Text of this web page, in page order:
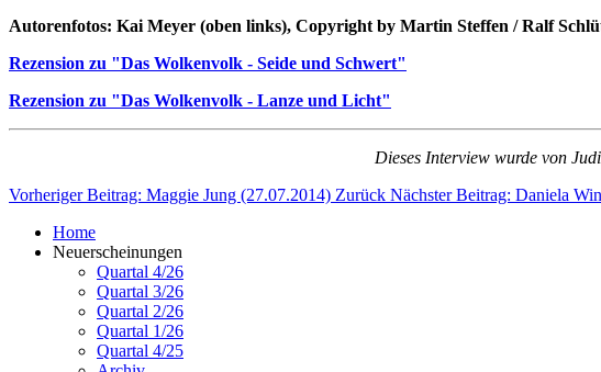
Autorenfotos: Kai Meyer (oben links), Copyright by Martin Steffen / Ralf
Rezension zu "Das Wolkenvolk - Seide und Schwert"
Rezension zu "Das Wolkenvolk - Lanze und Licht"
Dieses Interview wurde von
Vorheriger Beitrag: Maggie Jung (27.07.2014) Zurück Nächster Beitrag: Daniela
Home
Neuerscheinungen
Quartal 4/26
Quartal 3/26
Quartal 2/26
Quartal 1/26
Quartal 4/25